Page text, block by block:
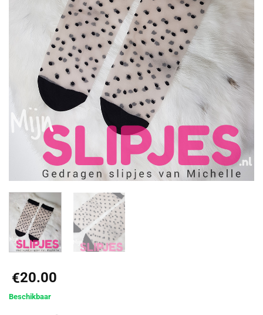
€20.00
Beschikbaar